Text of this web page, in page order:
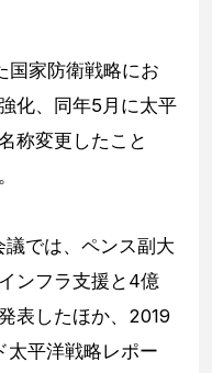
国家防衛戦略にお
化、同年5月に太平
称変更したこと
議では、ペンス副大
ンフラ支援と4億
表したほか、2019
太平洋戦略レポー